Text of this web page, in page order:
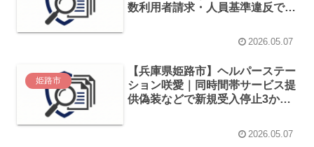
数利用者請求・人員基準違反で指
2026.05.07
姫路市
【兵庫県姫路市】ヘルパーステー
ション咲愛｜同時間帯サービス提
供偽装などで新規受入停止3か月
2026.05.07